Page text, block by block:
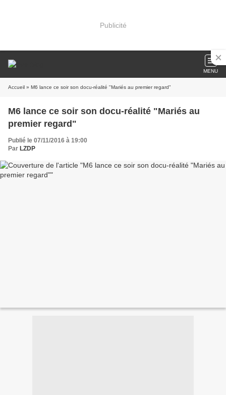
Publicité
MENU
Accueil » M6 lance ce soir son docu-réalité "Mariés au premier regard"
M6 lance ce soir son docu-réalité "Mariés au
premier regard"
Publié le 07/11/2016 à 19:00
Par LZDP